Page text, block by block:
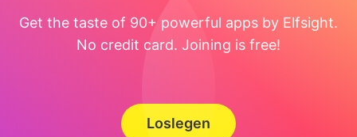
Get the taste of 90+ powerful apps by Elfsight.
No credit card. Joining is free!
Loslegen